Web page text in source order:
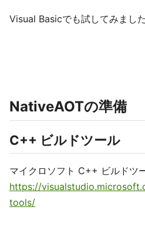
Visual Basicでも試してみました
NativeAOTの準備
C++ ビルドツール
マイクロソフト C++ ビルドツ
https://
tools/